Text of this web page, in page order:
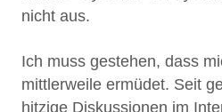
nicht aus.
Ich muss gestehen, dass
mittlerweile ermüdet. Seit
hitzige Diskussionen im